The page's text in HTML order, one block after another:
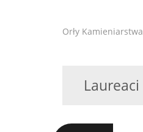
Orły Kamieniarstwa
Laureaci